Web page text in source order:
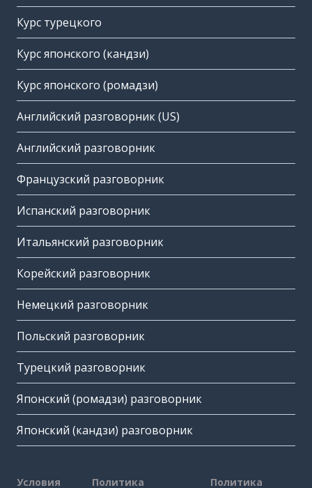
Курс турецкого
Курс японского (кандзи)
Курс японского (ромадзи)
Английский разговорник (US)
Английский разговорник
Французский разговорник
Испанский разговорник
Итальянский разговорник
Корейский разговорник
Немецкий разговорник
Польский разговорник
Турецкий разговорник
Японский (ромадзи) разговорник
Японский (кандзи) разговорник
Условия Политика Политика